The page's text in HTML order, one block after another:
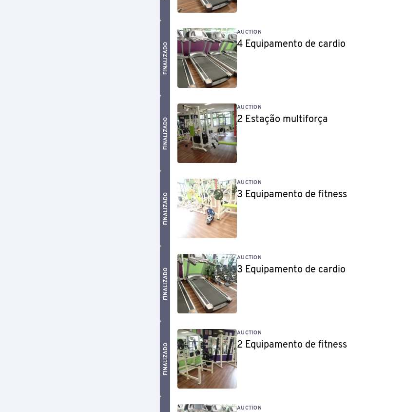
FINALIZADO
AUCTION
4 Equipamento de cardio
FINALIZADO
AUCTION
2 Estação multiforça
FINALIZADO
AUCTION
3 Equipamento de fitness
FINALIZADO
AUCTION
3 Equipamento de cardio
FINALIZADO
AUCTION
2 Equipamento de fitness
AUCTION